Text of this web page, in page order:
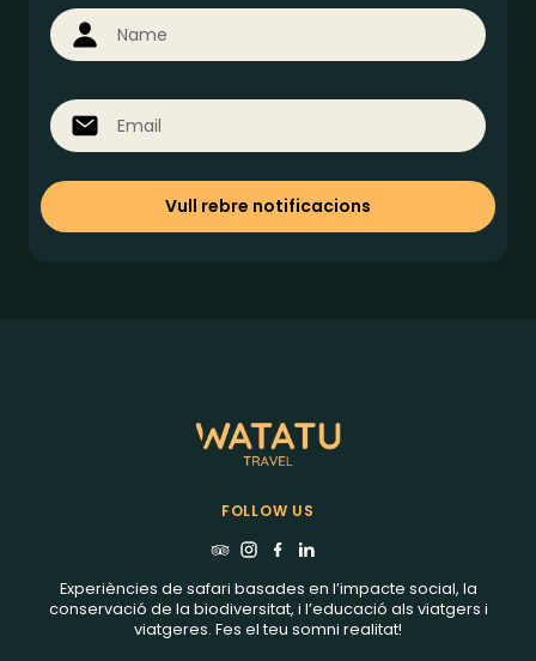
FOLLOW US
Experiències de safari basades en l’impacte social, la
conservació de la biodiversitat, i l’educació als viatgers i
viatgeres. Fes el teu somni realitat!